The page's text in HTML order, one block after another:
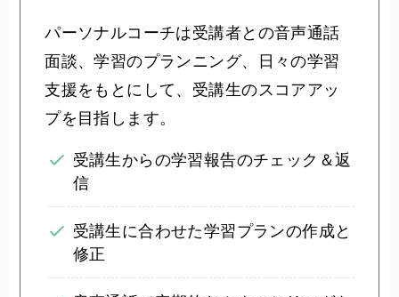
パーソナルコーチは受講者との音声通話
面談、学習のプランニング、日々の学習
支援をもとにして、受講生のスコアアッ
プを目指します。
受講生からの学習報告のチェック＆返
信
受講生に合わせた学習プランの作成と
修正